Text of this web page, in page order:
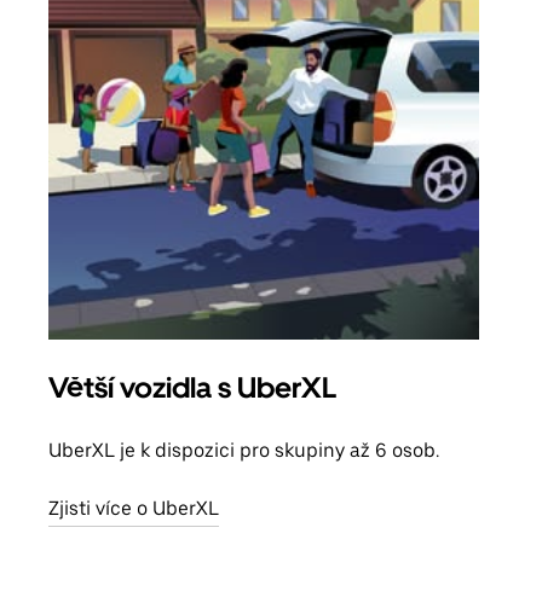
Větší vozidla s UberXL
UberXL je k dispozici pro skupiny až 6 osob.
Zjisti více o UberXL